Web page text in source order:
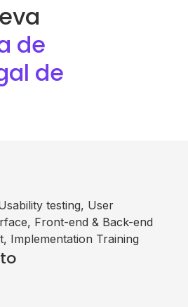
de
de
testing, User
Front-end & Back-end
Implementation Training